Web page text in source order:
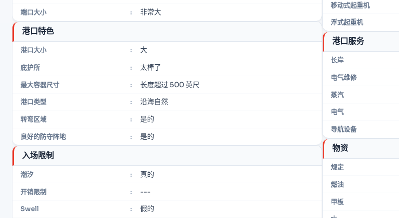
端口大小 : 非常大
港口特色
港口大小 : 大
庇护所 : 太棒了
最大容器尺寸 : 长度超过 500 英尺
港口类型 : 沿海自然
转弯区域 : 是的
良好的防守阵地 : 是的
入场限制
潮汐 : 真的
开销限制 : ---
Swell : 假的
移动式起重机
浮式起重机
港口服务
长岸
电气维修
蒸汽
电气
导航设备
物资
规定
燃油
甲板